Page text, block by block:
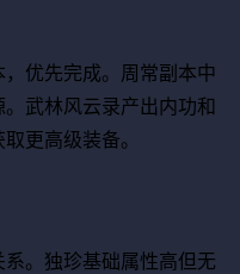
优先完成。周常副本中
武林风云录产出内功和
更高级装备。
。独珍基础属性高但无